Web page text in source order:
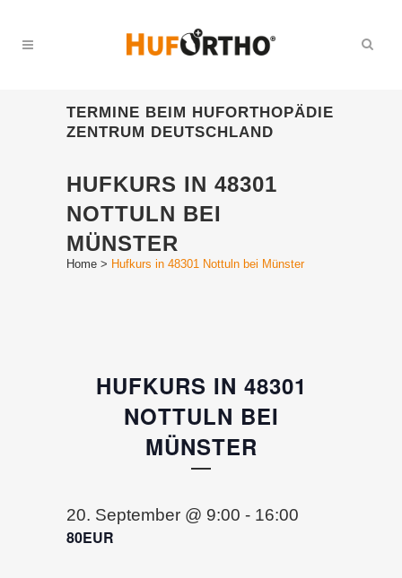
TERMINE BEIM HUFORTHOPÄDIE
ZENTRUM DEUTSCHLAND
HUFKURS IN 48301
NOTTULN BEI
MÜNSTER
Home > Hufkurs in 48301 Nottuln bei Münster
HUFKURS IN 48301
NOTTULN BEI
MÜNSTER
20. September @ 9:00 - 16:00
80EUR